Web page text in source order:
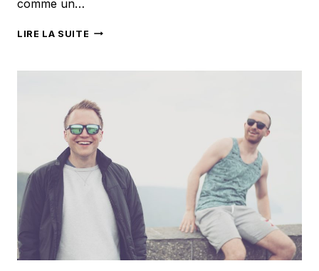
comme un…
LIRE LA SUITE COMMENT
SAC
PAILLE
?